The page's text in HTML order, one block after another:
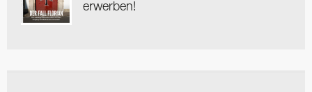
erwerben!